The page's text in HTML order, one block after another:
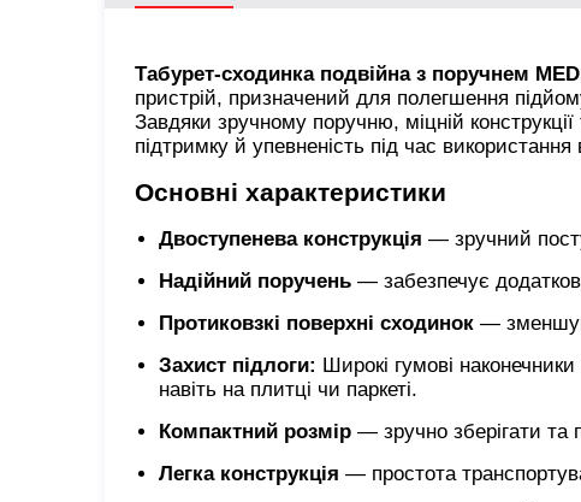
Табурет-сходинка подвійна з поручнем
пристрій, призначений для полегшення
Завдяки зручному поручню, міцній
підтримку й упевненість під час
Основні характеристики
Двоступенева конструкція — зручний
Надійний поручень — забезпечує
Протиковзкі поверхні сходинок —
Захист підлоги: Широкі гумові
навіть на плитці чи паркеті.
Компактний розмір — зручно зберігати та
Легка конструкція — простота